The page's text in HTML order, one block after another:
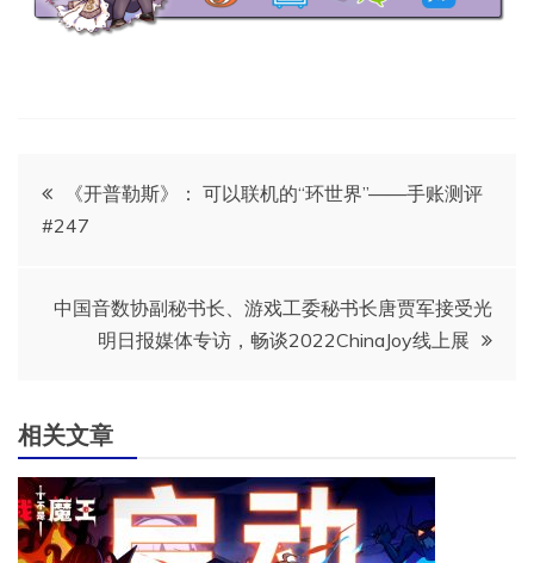
文
章
《开普勒斯》： 可以联机的“环世界”——手账测评
#247
中国音数协副秘书长、游戏工委秘书长唐贾军接受光
明日报媒体专访，畅谈2022ChinaJoy线上展
相关文章